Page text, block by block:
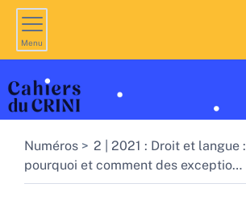
Menu
Numéros
2 | 2021 : Droit et langue :
pourquoi et comment des exceptio…